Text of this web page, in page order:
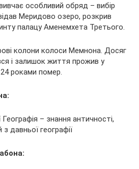
особливий обряд – вибір
Меридово озеро, розкрив
палацу Аменемхета Третього.
колони колоси Мемнона. Досяг
і залишок життя прожив у
24 роками помер.
Географія – знання античності,
давньої географії